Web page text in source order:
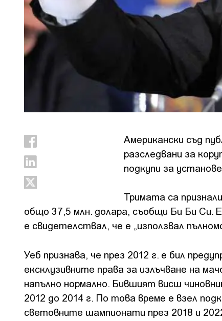
Американски съд
разследвани за
подкупи за
Тримата са
общо 37,5 млн. долара, съобщи Би Би
е свидетелствал, че е „използвал
Уеб признава, че през 2012 г. е бил
ексклузивните права за излъчване на
напълно нормално. Бившият висш
2012 до 2014 г. По това време е взел
световните шампионати през 2018 и